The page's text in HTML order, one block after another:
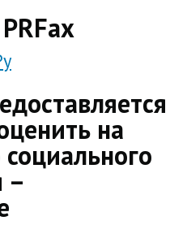
на
–